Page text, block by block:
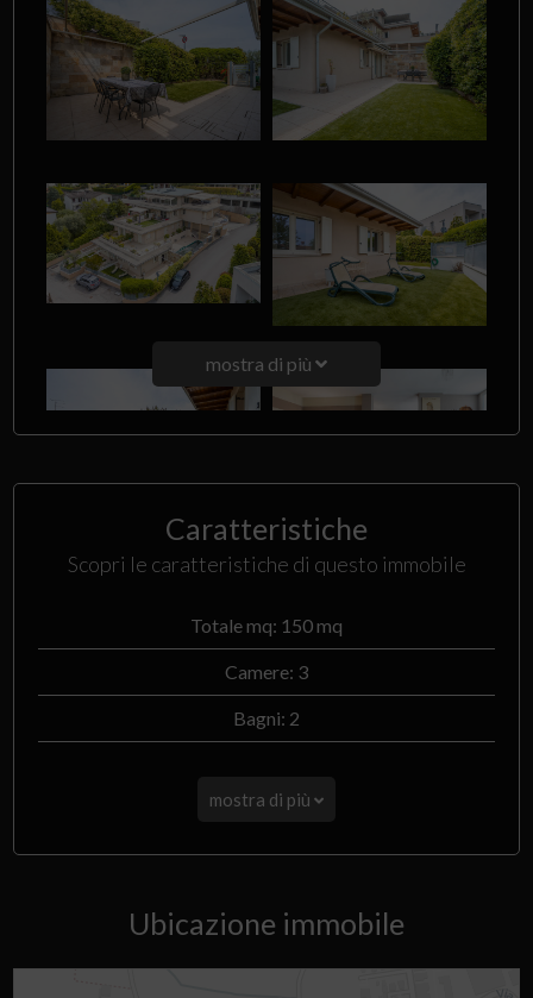
mostra di più
Caratteristiche
Scopri le caratteristiche di questo immobile
Totale mq: 150 mq
Camere: 3
Bagni: 2
mostra di più
Ubicazione immobile